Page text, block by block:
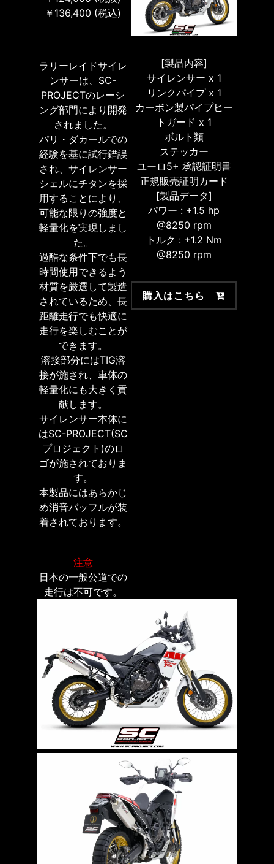
￥136,400 (税込)
ラリーレイドサイレ
ンサーは、SC-
PROJECTのレーシ
ング部門により開発
されました。
パリ・ダカールでの
経験を基に試行錯誤
され、サイレンサー
シェルにチタンを採
用することにより、
可能な限りの強度と
軽量化を実現しまし
た。
過酷な条件下でも長
時間使用できるよう
材質を厳選して製造
されているため、長
距離走行でも快適に
走行を楽しむことが
できます。
溶接部分にはTIG溶
接が施され、車体の
軽量化にも大きく貢
献します。
サイレンサー本体に
はSC-PROJECT(SC
プロジェクト)のロ
ゴが施されておりま
す。
本製品にはあらかじ
め消音バッフルが装
着されております。
注意
日本の一般公道での
走行は不可です。
[製品内容]
サイレンサー x 1
リンクパイプ x 1
カーボン製パイプヒー
トガード x 1
ボルト類
ステッカー
ユーロ5+ 承認証明書
正規販売証明カード
[製品データ]
パワー : +1.5 hp
@8250 rpm
トルク : +1.2 Nm
@8250 rpm
購入はこちら